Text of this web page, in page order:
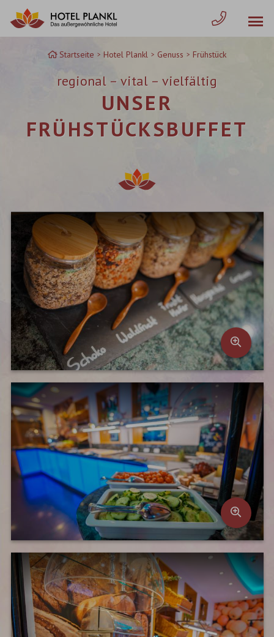
Inhalt
springen
Startseite Hotel Plankl Genuss Frühstück
regional – vital – vielfältig
UNSER
FRÜHSTÜCKSBUFFET